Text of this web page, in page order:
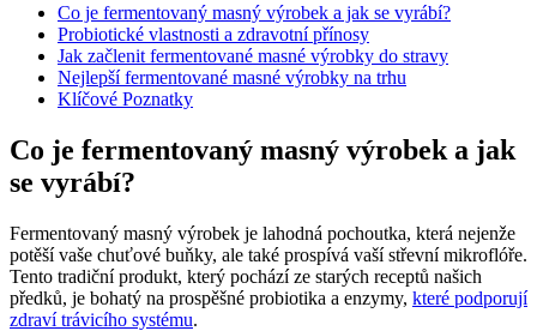
Co je fermentovaný masný výrobek a jak se vyrábí?
Probiotické vlastnosti a zdravotní přínosy
Jak začlenit fermentované masné výrobky do stravy
Nejlepší fermentované masné výrobky na trhu
Klíčové Poznatky
Co je fermentovaný masný výrobek a jak
se vyrábí?
Fermentovaný masný výrobek je lahodná pochoutka, která nejenže
potěší vaše chuťové buňky, ale také prospívá vaší střevní mikroflóře.
Tento tradiční produkt, který pochází ze starých receptů našich
předků, je bohatý na prospěšné probiotika a enzymy, které podporují
zdraví trávicího systému.